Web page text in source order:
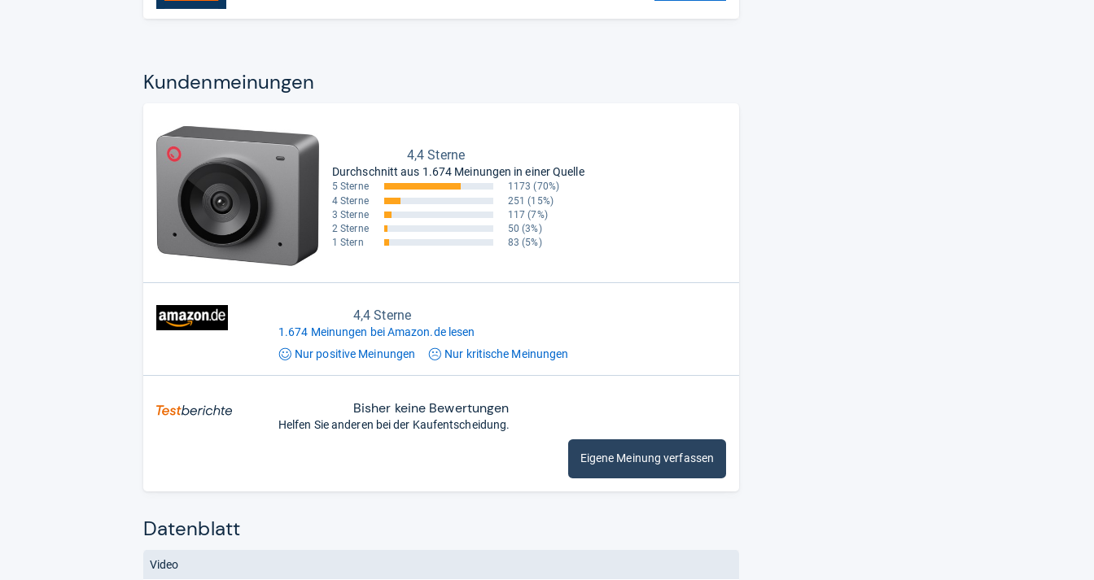
Kun­den­mei­nun­gen
4,4 Sterne
Durchschnitt aus 1.674 Meinungen in einer Quelle
5 Sterne 1173 (70%)
4 Sterne
251 (15%)
3 Sterne
117 (7%)
2 Sterne
50 (3%)
1 Stern
83 (5%)
4,4 Sterne
1.674 Meinungen bei Amazon.de lesen
Nur positive Meinungen Nur kritische Meinungen
Bisher keine Bewertungen
Helfen Sie anderen bei der Kaufentscheidung.
Eigene Meinung verfassen
Datenblatt
Video